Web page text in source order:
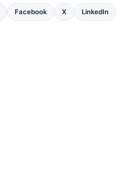
Facebook X LinkedIn